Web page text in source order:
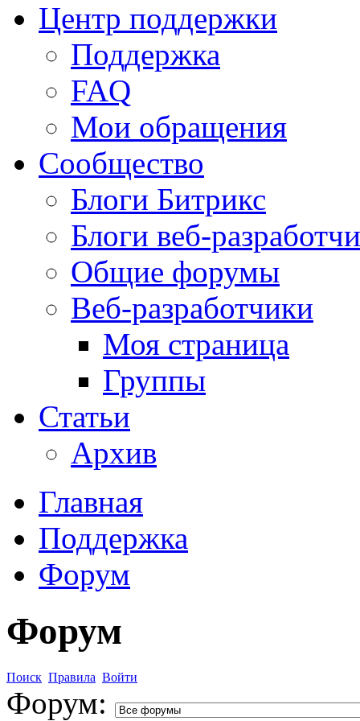
Центр поддержки
Поддержка
FAQ
Мои обращения
Сообщество
Блоги Битрикс
Блоги веб-
Общие форумы
Веб-разработчики
Моя страница
Группы
Статьи
Архив
Главная
Поддержка
Форум
Форум
Поиск Правила Войти
Форум: